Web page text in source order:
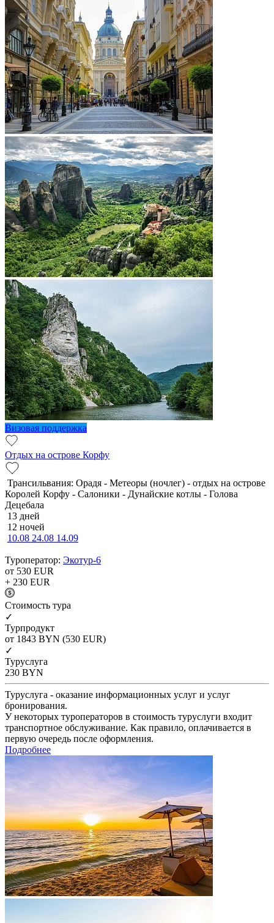
Визовая поддержка
Отдых на острове Корфу
Трансильвания: Орадя - Метеоры (ночлег) - отдых на острове
Королей Корфу - Салоники - Дунайские котлы - Голова
Децебала
13 дней
12 ночей
10.08 24.08 14.09
Туроператор: Экотур-6
от 530 EUR
+ 230 EUR
Cтоимость тура
✓
Турпродукт
от 1843 BYN (530 EUR)
✓
Туруслуга
230 BYN
Туруслуга - оказание информационных услуг и услуг
бронирования.
У некоторых туроператоров в стоимость туруслуги входит
транспортное обслуживание. Как правило, оплачивается в
первую очередь после оформления.
Подробнее